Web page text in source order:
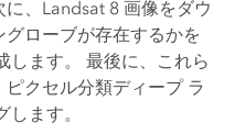
、Landsat 8 画像をダウ
ローブが存在するかを
します。 最後に、これら
クセル分類ディープ ラ
ます。